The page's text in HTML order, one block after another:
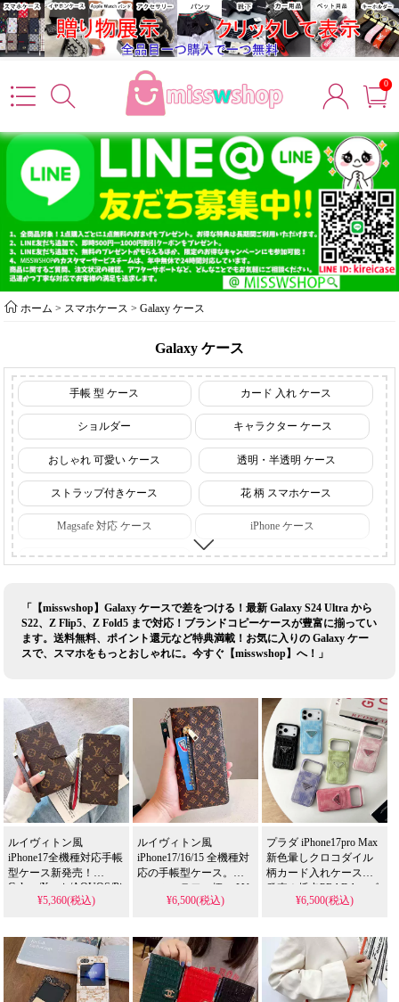
0
ホーム > スマホケース >Galaxy ケース
Galaxy ケース
手帳 型 ケース カード 入れ ケース
ショルダー キャラクター ケース
おしゃれ 可愛い ケース 透明・半透明 ケース
ストラップ付きケース 花 柄 スマホケース
Magsafe 対応 ケース iPhone ケース
iPhone18 ケース 【発売予定】 iPhone17 ケース
Google ケース Sharp ケース
Sony ケース ルイヴィトン スマホケース
ディオール スマホケース ナイキ スマホケース
セリーヌ スマホケース ロエベ スマホケース
ヴィヴィアン スマホケース エルメス スマホケース
プラダ スマホケース シュプリーム スマホケース
ノースフェイス スマホケース ヴェルサーチ スマホケース
エアジョーダン スマホケース ゴヤール スマホケース
コーチ スマホケース オフホワイト スマホケース
「【misswshop】Galaxy ケースで差をつける！最新 Galaxy S24 Ultra から
S22、Z Flip5、Z Fold5 まで対応！ブランドコピーケースが豊富に揃ってい
ます。送料無料、ポイント還元など特典満載！お気に入りの Galaxy ケー
スで、スマホをもっとおしゃれに。今すぐ【misswshop】へ！」
ルイヴィトン風
iPhone17全機種対応手帳
型ケース新発売！
Galaxy/Xperia/AQUOS/Pixel
全機種対応、女性向け
用する人気アイテム、
耐衝撃＆防水の多機能
仕様。かわいいスタイ
ルが流行り、iPhone17ケ
¥5,360(税込)
ルイヴィトン風
iPhone17/16/15 全機種対
応の手帳型ケース。ス
モールフラワー柄に LV
風ロゴがデザインさ
います。ソニー Xperia 5
V/10 V/1 V Gaming
Edition/1 V にも対応
¥6,500(税込)
プラダ iPhone17pro Max
新色暈しクロコダイル
柄カード入れケース新
発売！插卡PRADAロゴ
入り皮革素材、芸能人
機能仕様、かわいいデ
ザインが流行りのスタ
イル。アイフォン
Galaxy
¥6,500(税込)